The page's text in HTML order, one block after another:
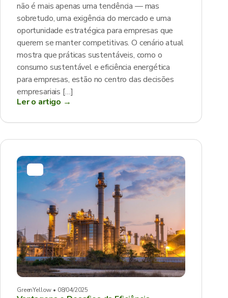
não é mais apenas uma tendência — mas
sobretudo, uma exigência do mercado e uma
oportunidade estratégica para empresas que
querem se manter competitivas. O cenário atual
mostra que práticas sustentáveis, como o
consumo sustentável e eficiência energética
para empresas, estão no centro das decisões
empresariais […]
Ler o artigo →
GreenYellow • 08/04/2025